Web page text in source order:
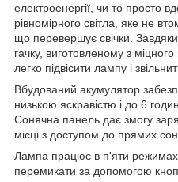
електроенергії, чи то просто
рівномірного світла, яке не
що перевершує свічки.
гачку, виготовленому з
легко підвісити лампу і
Вбудований акумулятор
низькою яскравістю і до 6
Сонячна панель дає змогу
місці з доступом до прямих
Лампа працює в п'яти режимах
перемикати за допомогою